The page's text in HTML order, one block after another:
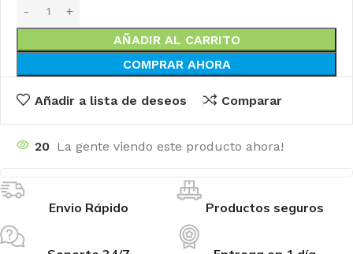
AÑADIR AL CARRITO
COMPRAR AHORA
Añadir a lista de deseos Comparar
20 La gente viendo este producto ahora!
Envio Rápido Productos seguros